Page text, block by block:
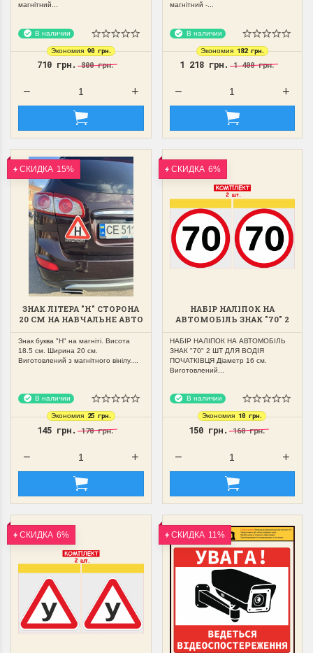
магнітний...
В наличии
Экономия 90 грн.
710 грн.800 грн.
магнітний -...
В наличии
Экономия 182 грн.
1 218 грн.1 400 грн.
СКИДКА 15%
ЗНАК ЛІТЕРА "Н" СТОРОНА
20 СМ НА НАВЧАЛЬНЕ АВТО
Знак буква "Н" на магніті. Висота
18.5 см. Ширина 20 см.
Виготовлений з магнітного вінілу....
В наличии
Экономия 25 грн.
145 грн.170 грн.
СКИДКА 6%
НАБІР НАЛІПОК НА
АВТОМОБІЛЬ ЗНАК "70" 2
ПОЧАТКІВЦЯ
НАБІР НАЛІПОК НА АВТОМОБІЛЬ
ЗНАК "70" 2 ШТ ДЛЯ ВОДІЯ
ПОЧАТКІВЦЯ Діаметр 16 см.
Виготовлений...
В наличии
Экономия 10 грн.
150 грн.160 грн.
СКИДКА 6% СКИДКА 11%